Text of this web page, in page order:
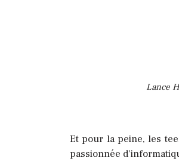
Lance
Et pour la peine, les
passionnée